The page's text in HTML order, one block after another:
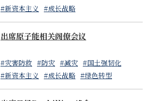
#新资本主义 #成长战略
出席原子能相关阁僚会议
#灾害防救 #防灾 #减灾 #国土强韧化
#新资本主义 #成长战略 #绿色转型